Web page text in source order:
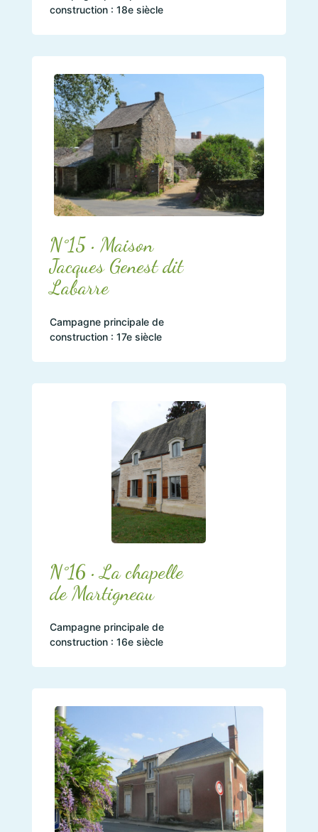
construction : 18e siècle
N°15 • Maison
Jacques Genest dit
Labarre
Campagne principale de
construction : 17e siècle
N°16 • La chapelle
de Martigneau
Campagne principale de
construction : 16e siècle